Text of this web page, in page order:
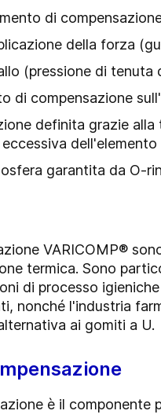
di
della forza
(pressione di
di compensazione
definita grazie
garantita da O-
VARICOMP®
termica. Sono
di processo
nonché l'industria
ai gomiti a U.
è il componente